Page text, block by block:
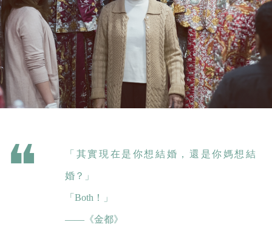
「其實現在是你想結婚，還是你媽想結
婚？」
「Both！」
——《金都》